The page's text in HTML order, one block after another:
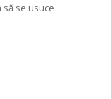
se usuce